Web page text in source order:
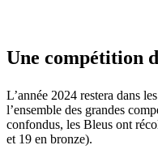
Une compétition
L’année 2024 restera dans
l’ensemble des grandes
confondus, les Bleus ont
et 19 en bronze).